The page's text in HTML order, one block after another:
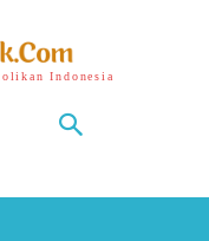
Indonesia